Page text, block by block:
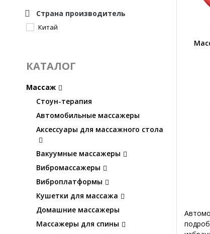
Страна производитель
Китай
КАТАЛОГ
Массаж
Стоун-терапия
Автомобильные массажеры
Аксессуары для массажного стола
Вакуумные массажеры
Вибромассажеры
Виброплатформы
Кушетки для массажа
Домашние массажеры
Массажеры для спины